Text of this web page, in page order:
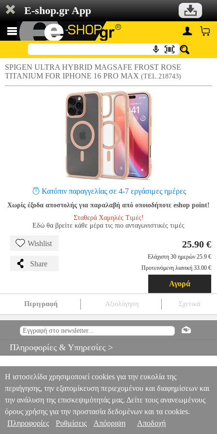
E-shop.gr App
SPIGEN ULTRA HYBRID MAGSAFE FROST ROSE
TITANIUM FOR IPHONE 16 PRO MAX (TEL.218743)
Κατόπιν παραγγελίας σε 4-7 εργάσιμες ημέρες
Χωρίς έξοδα αποστολής για παραλαβή από οποιοδήποτε eshop point!
Σταθερά Χαμηλές Τιμές!
Εδώ θα βρείτε κάθε μέρα τις πιο ανταγωνιστικές τιμές
Wishlist
Share
25.90 €
Ελάχιστη 30 ημερών 25.9 €
Προτεινόμενη λιανική 33.00 €
Αγορά
Περιγραφή Αξιολόγηση Σχετικά
FOR IPHONE 16 PRO MAX
TEL.218743 SPIGEN
ROSE TITANIUM FOR IPHONE 16 PRO MAX
Πληροφορίες & Υπηρεσίες >
Η ιστοσελίδα χρησιμοποιεί cookies για την ευκολία της
περιήγησης, την εξατομίκευση περιεχομένου και διαφημίσεων και
την ανάλυση της επισκεψιμότητάς μας. Δείτε τους ανανεωμένους
όρους χρήσης για την προστασία δεδομένων και τα cookies.
Πληροφορίες
Ρυθμίσεις Απόρριψη Αποδοχή